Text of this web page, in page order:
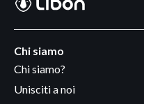
Chi siamo
Chi siamo?
Unisciti a noi